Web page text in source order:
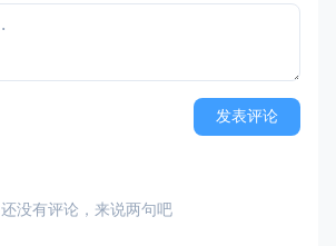
发表评论
还没有评论，来说两句吧